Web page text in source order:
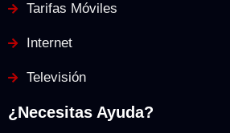
Tarifas Móviles
Internet
Televisión
¿Necesitas Ayuda?